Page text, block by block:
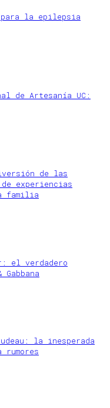
para la epilepsia
de Artesanía UC:
de las
experiencias
familia
el verdadero
la inesperada